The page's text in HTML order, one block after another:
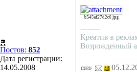
Постов: 852
Дата регистрации:
14.05.2008
b545af27d2c0.jpg
--------
Креатив в
Возрожденный